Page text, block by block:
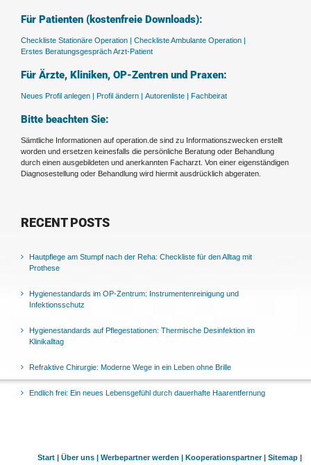
Für Patienten (kostenfreie Downloads):
Checkliste Stationäre Operation |
Checkliste Ambulante Operation |
Erstes Beratungsgespräch Arzt-Patient
Für Ärzte, Kliniken, OP-Zentren und Praxen:
Neues Profil anlegen | Profil ändern | Autorenliste | Fachbeirat
Bitte beachten Sie:
Sämtliche Informationen auf operation.de sind zu Informationszwecken erstellt
worden und ersetzen keinesfalls die persönliche Beratung oder Behandlung
durch einen ausgebildeten und anerkannten Facharzt. Von einer eigenständigen
Diagnosestellung oder Behandlung wird hiermit ausdrücklich abgeraten.
RECENT POSTS
Hautpflege am Stumpf nach der Reha: Checkliste für den Alltag mit
Prothese
Hygienestandards im OP-Zentrum: Instrumentenreinigung und
Infektionsschutz
Hygienestandards auf Pflegestationen: Thermische Desinfektion im
Klinikalltag
Refraktive Chirurgie: Moderne Wege in ein Leben ohne Brille
Endlich frei: Ein neues Lebensgefühl durch dauerhafte Haarentfernung
Start | Über uns | Werbepartner werden | Kooperationspartner | Sitemap |